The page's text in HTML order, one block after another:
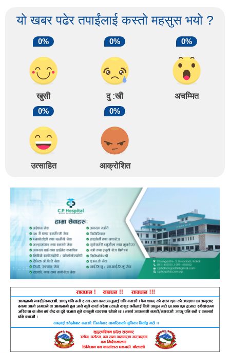
यो खबर पढेर तपाईंलाई कस्तो महसुस भयो ?
0%
खुसी
0%
दु :खी
0%
अचम्मित
0%
उत्साहित
0%
आक्रोशित